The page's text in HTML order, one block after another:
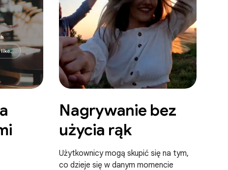
Nagrywanie bez
użycia rąk
Użytkownicy mogą skupić się na tym,
co dzieje się w danym momencie